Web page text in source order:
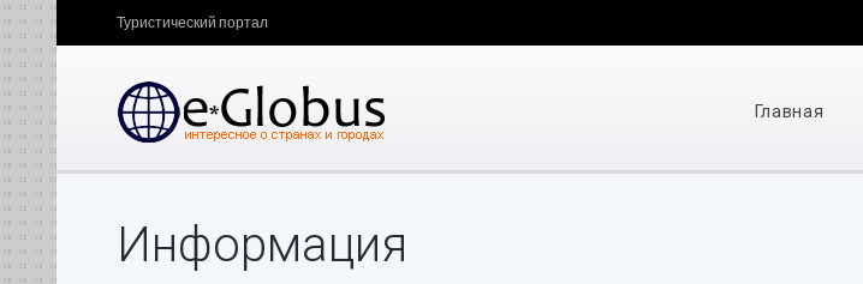
Туристический портал
Главная
Информация